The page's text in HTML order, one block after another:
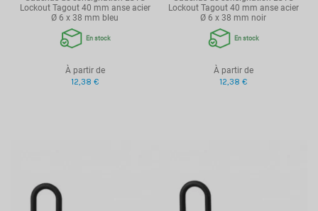
Lockout Tagout 40 mm anse acier
Ø 6 x 38 mm bleu
En stock
À partir de
12,38 €
Lockout Tagout 40 mm anse acier
Ø 6 x 38 mm noir
En stock
À partir de
12,38 €